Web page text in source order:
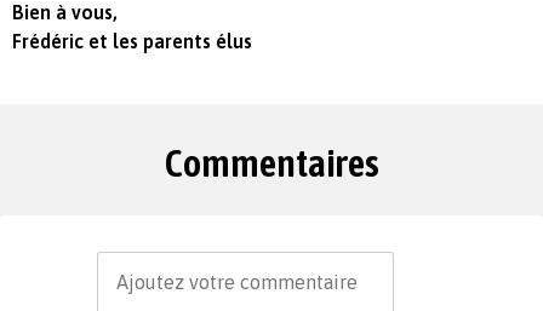
Bien à vous,
Frédéric et les parents élus
Commentaires